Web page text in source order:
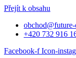
Přejít k obsahu
obchod@future-
+420 732 916
Facebook-f Icon-